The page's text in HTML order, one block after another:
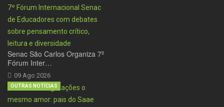
Senac São Carlos Organiza 7º
Fórum Inter…
09 Ago 2026
OUTRAS NOTÍCIAS